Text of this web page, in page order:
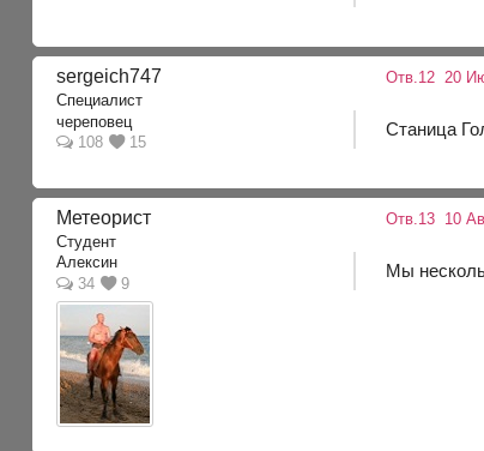
sergeich747
Специалист
череповец
108
15
Отв.12 20
Станица
Метеорист
Студент
Алексин
34
9
Отв.13 10
Мы